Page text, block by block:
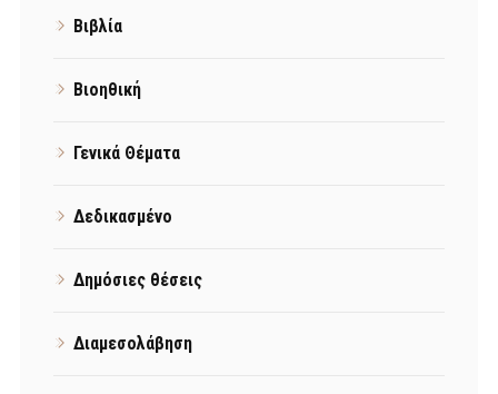
Βιβλία
Βιοηθική
Γενικά Θέματα
Δεδικασμένο
Δημόσιες θέσεις
Διαμεσολάβηση